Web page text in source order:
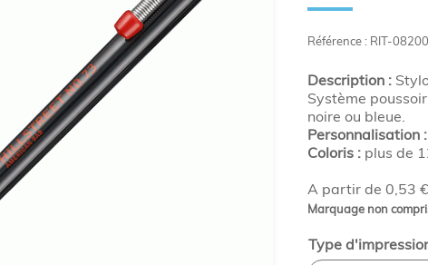
Référence : RIT-08200
A partir de 0,53 €
Marquage non
Description :
Système
noire ou bleue.
Personnalisation :
Coloris :plus de
Type